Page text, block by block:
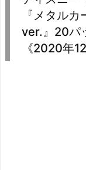
『メタル
ver.』20パ
《2020年